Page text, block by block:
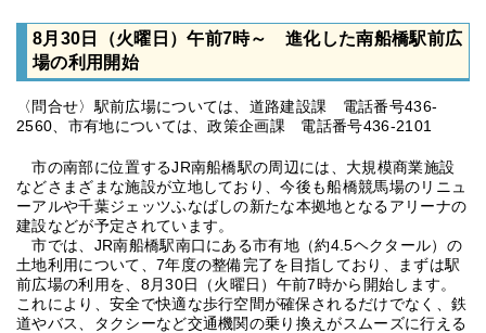
8月30日（火曜日）午前7時～ 進化した南船橋駅前広
場の利用開始
〈問合せ〉駅前広場については、道路建設課 電話番号436-
2560、市有地については、政策企画課 電話番号436-2101
市の南部に位置するJR南船橋駅の周辺には、大規模商業施設
などさまざまな施設が立地しており、今後も船橋競馬場のリニュ
ーアルや千葉ジェッツふなばしの新たな本拠地となるアリーナの
建設などが予定されています。
市では、JR南船橋駅南口にある市有地（約4.5ヘクタール）の
土地利用について、7年度の整備完了を目指しており、まずは駅
前広場の利用を、8月30日（火曜日）午前7時から開始します。
これにより、安全で快適な歩行空間が確保されるだけでなく、鉄
道やバス、タクシーなど交通機関の乗り換えがスムーズに行える